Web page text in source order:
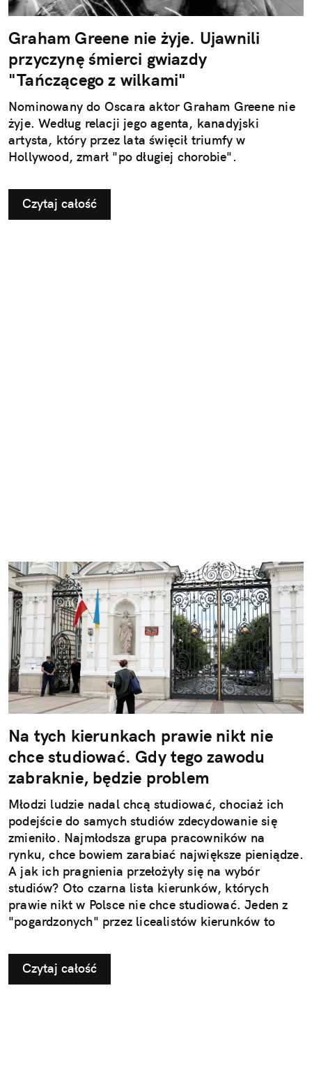
Graham Greene nie żyje. Ujawnili
przyczynę śmierci gwiazdy
"Tańczącego z wilkami"
Nominowany do Oscara aktor Graham Greene nie
żyje. Według relacji jego agenta, kanadyjski
artysta, który przez lata święcił triumfy w
Hollywood, zmarł "po długiej chorobie".
Czytaj całość
Na tych kierunkach prawie nikt nie
chce studiować. Gdy tego zawodu
zabraknie, będzie problem
Młodzi ludzie nadal chcą studiować, chociaż ich
podejście do samych studiów zdecydowanie się
zmieniło. Najmłodsza grupa pracowników na
rynku, chce bowiem zarabiać największe pieniądze.
A jak ich pragnienia przełożyły się na wybór
studiów? Oto czarna lista kierunków, których
prawie nikt w Polsce nie chce studiować. Jeden z
"pogardzonych" przez licealistów kierunków to
oznacza, że zabraknie nauczycieli dla
najmłodszych?
Czytaj całość